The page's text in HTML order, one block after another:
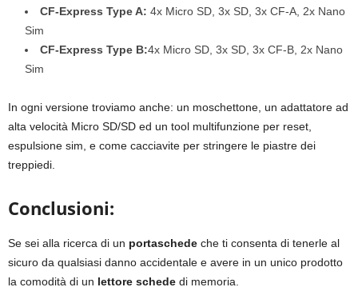
CF-Express Type A: 4x Micro SD, 3x SD, 3x CF-A, 2x Nano
Sim
CF-Express Type B:4x Micro SD, 3x SD, 3x CF-B, 2x Nano
Sim
In ogni versione troviamo anche: un moschettone, un adattatore ad
alta velocità Micro SD/SD ed un tool multifunzione per reset,
espulsione sim, e come cacciavite per stringere le piastre dei
treppiedi.
Conclusioni:
Se sei alla ricerca di un portaschede che ti consenta di tenerle al
sicuro da qualsiasi danno accidentale e avere in un unico prodotto
la comodità di un lettore schede di memoria.